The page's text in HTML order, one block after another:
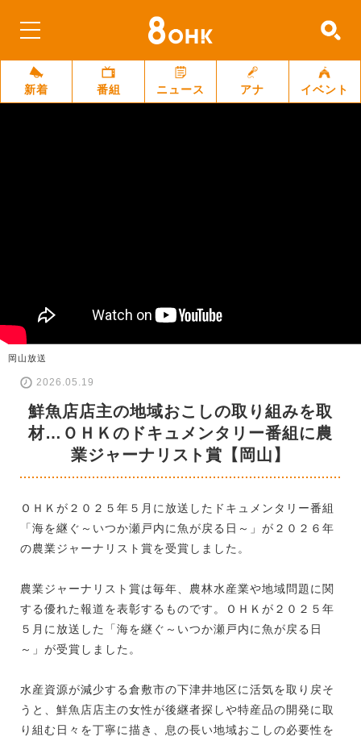
新着 番組 ニュース アナ イベント
岡山放送
2026.05.19
鮮魚店店主の地域おこしの取り組みを取
材…ＯＨＫのドキュメンタリー番組に農
業ジャーナリスト賞【岡山】
ＯＨＫが２０２５年５月に放送したドキュメンタリー番組
「海を継ぐ～いつか瀬戸内に魚が戻る日～」が２０２６年
の農業ジャーナリスト賞を受賞しました。
農業ジャーナリスト賞は毎年、農林水産業や地域問題に関
する優れた報道を表彰するものです。ＯＨＫが２０２５年
５月に放送した「海を継ぐ～いつか瀬戸内に魚が戻る日
～」が受賞しました。
水産資源が減少する倉敷市の下津井地区に活気を取り戻そ
うと、鮮魚店店主の女性が後継者探しや特産品の開発に取
り組む日々を丁寧に描き、息の長い地域おこしの必要性を